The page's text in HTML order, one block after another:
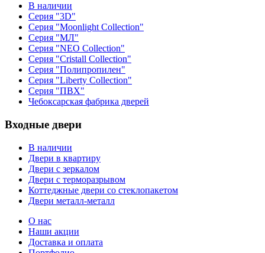
В наличии
Серия "3D"
Серия "Moonlight Collection"
Серия "МЛ"
Серия "NEO Collection"
Серия "Cristall Collection"
Серия "Полипропилен"
Серия "Liberty Collection"
Серия "ПВХ"
Чебоксарская фабрика дверей
Входные двери
В наличии
Двери в квартиру
Двери с зеркалом
Двери с терморазрывом
Коттеджные двери со стеклопакетом
Двери металл-металл
О нас
Наши акции
Доставка и оплата